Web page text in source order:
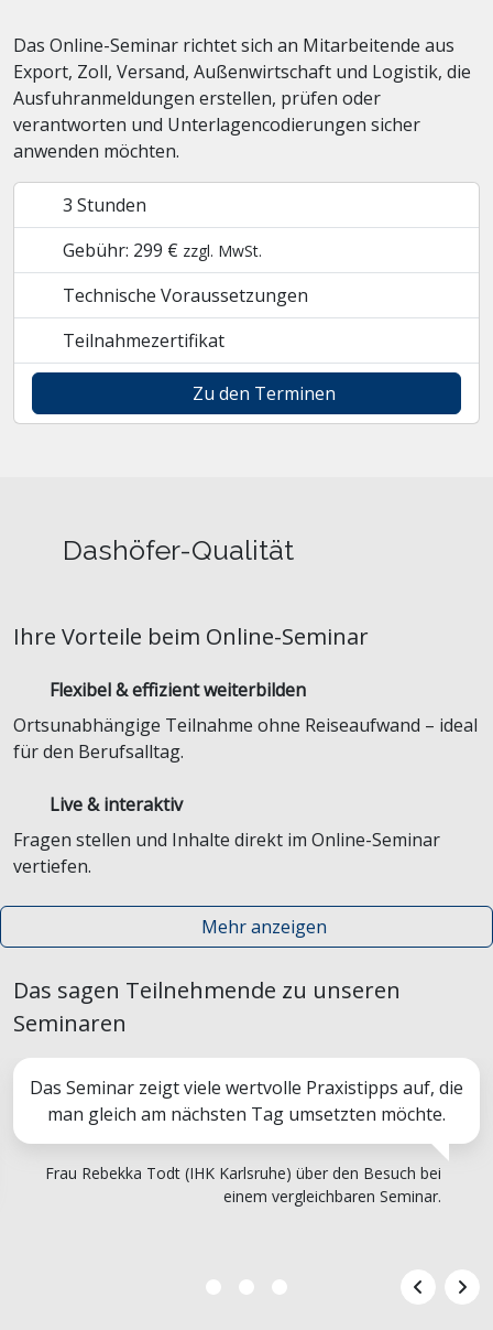
Das Online-Seminar richtet sich an Mitarbeitende aus
Export, Zoll, Versand, Außenwirtschaft und Logistik, die
Ausfuhranmeldungen erstellen, prüfen oder
verantworten und Unterlagencodierungen sicher
anwenden möchten.
3 Stunden
Gebühr: 299 € zzgl. MwSt.
Technische Voraussetzungen
Teilnahmezertifikat
Zu den Terminen
Dashöfer-Qualität
Ihre Vorteile beim Online-Seminar
Flexibel & effizient weiterbilden
Ortsunabhängige Teilnahme ohne Reiseaufwand – ideal
für den Berufsalltag.
Live & interaktiv
Fragen stellen und Inhalte direkt im Online-Seminar
vertiefen.
Mehr anzeigen
Das sagen Teilnehmende zu unseren
Seminaren
Das Seminar zeigt viele wertvolle Praxistipps auf, die
man gleich am nächsten Tag umsetzten möchte.
Frau Rebekka Todt (IHK Karlsruhe) über den Besuch bei
einem vergleichbaren Seminar.